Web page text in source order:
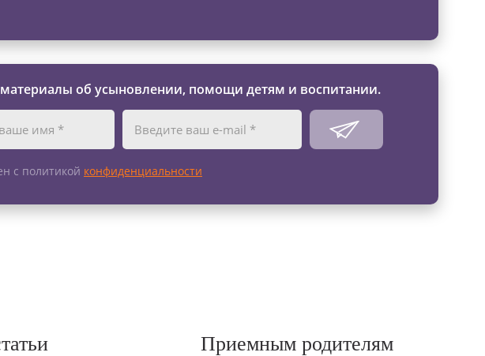
об усыновлении, помощи детям и воспитании.
с политикой конфиденциальности
Приемным родителям